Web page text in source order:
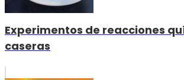
Experimentos de reacciones
caseras